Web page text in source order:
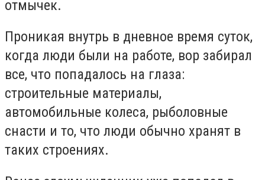
отмычек.
Проникая внутрь в дневное время суток,
когда люди были на работе, вор забирал
все, что попадалось на глаза:
строительные материалы,
автомобильные колеса, рыболовные
снасти и то, что люди обычно хранят в
таких строениях.